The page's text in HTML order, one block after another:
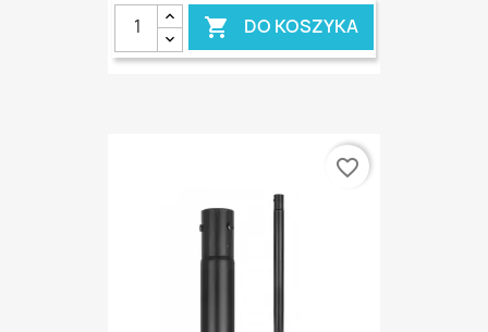
 DO KOSZYKA
favorite_border